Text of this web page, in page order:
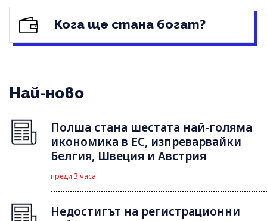
Кога ще стана богат?
Най-ново
Полша стана шестата най-голяма
икономика в ЕС, изпреварвайки
Белгия, Швеция и Австрия
преди 3 часа
Недостигът на регистрационни